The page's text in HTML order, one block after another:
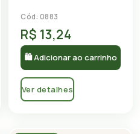
Cód: 0883
R$ 13,24
🛍 Adicionar ao carrinho
Ver detalhes